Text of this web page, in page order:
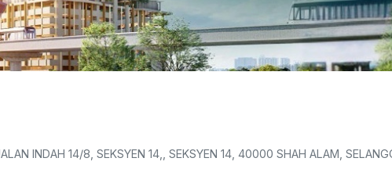
INDAH 14/8, SEKSYEN 14,, SEKSYEN 14, 40000 SHAH ALAM,